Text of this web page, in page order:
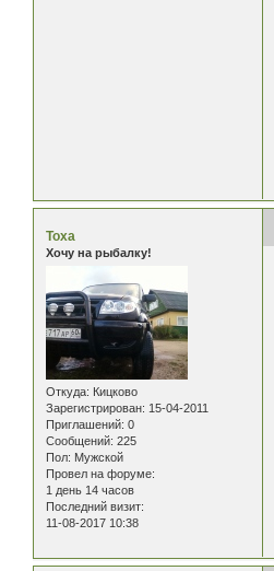
Тоха
Хочу на рыбалку!
Откуда: Кицково
Зарегистрирован: 15-04-2011
Приглашений: 0
Сообщений: 225
Пол: Мужской
Провел на форуме:
1 день 14 часов
Последний визит:
11-08-2017 10:38